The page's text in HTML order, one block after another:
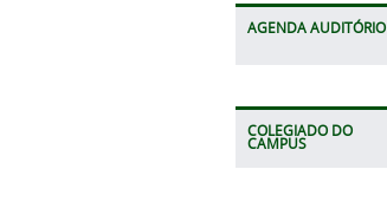
AGENDA AUDITÓRIO
COLEGIADO DO
CAMPUS